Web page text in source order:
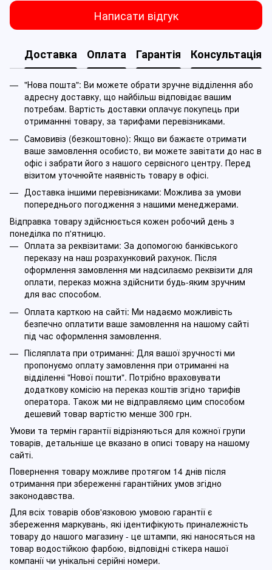
Написати відгук
Доставка Оплата Гарантія Консультація
"Нова пошта": Ви можете обрати зручне відділення або
адресну доставку, що найбільш відповідає вашим
потребам. Вартість доставки оплачує покупець при
отриманнні товару, за тарифами перевізниками.
Самовивіз (безкоштовно): Якщо ви бажаєте отримати
ваше замовлення особисто, ви можете завітати до нас в
офіс і забрати його з нашого сервісного центру. Перед
візитом уточнюйте наявність товару в офісі.
Доставка іншими перевізниками: Можлива за умови
попереднього погодження з нашими менеджерами.
Відправка товару здійснюється кожен робочий день з
понеділка по п'ятницю.
Оплата за реквізитами: За допомогою банківського
переказу на наш розрахунковий рахунок. Після
оформлення замовлення ми надсилаємо реквізити для
оплати, переказ можна здійснити будь-яким зручним
для вас способом.
Оплата карткою на сайті: Ми надаємо можливість
безпечно оплатити ваше замовлення на нашому сайті
під час оформлення замовлення.
Післяплата при отриманні: Для вашої зручності ми
пропонуємо оплату замовлення при отриманні на
відділенні "Нової пошти". Потрібно враховувати
додаткову комісію на переказ коштів згідно тарифів
оператора. Також ми не відправляємо цим способом
дешевий товар вартістю менше 300 грн.
Умови та термін гарантії відрізняються для кожної групи
товарів, детальніше це вказано в описі товару на нашому
сайті.
Повернення товару можливе протягом 14 днів після
отримання при збереженні гарантійних умов згідно
законодавства.
Для всіх товарів обов'язковою умовою гарантії є
збереження маркувань, які ідентифікують приналежність
товару до нашого магазину - це штампи, які наносяться на
товар водостійкою фарбою, відповідні стікера нашої
компанії чи унікальні серійні номери.